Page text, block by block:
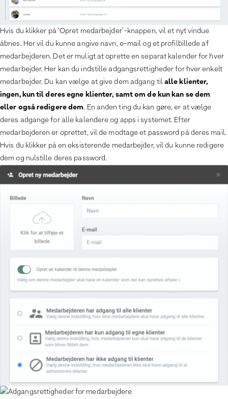
Hvis du klikker på ‘Opret medarbejder’-knappen, vil et nyt vindue
åbnes. Her vil du kunne angive navn, e-mail og et profilbillede af
medarbejderen. Det er muligt at oprette en separat kalender for hver
medarbejder. Her kan du indstille adgangsrettigheder for hver enkelt
medarbejder. Du kan vælge at give dem adgang tilalle klienter,
ingen, kun til deres egne klienter, samt om de kun kan se dem
eller også redigere dem. En anden ting du kan gøre, er at vælge
deres adgange for alle kalendere og apps i systemet. Efter
medarbejderen er oprettet, vil de modtage et password på deres mail.
Hvis du klikker på en eksisterende medarbejder, vil du kunne redigere
dem og nulstille deres password.